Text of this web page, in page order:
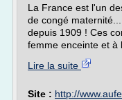
La France est l'un
de congé
depuis 1909 ! Ces
femme enceinte et à
Lire la suite
Site : http://